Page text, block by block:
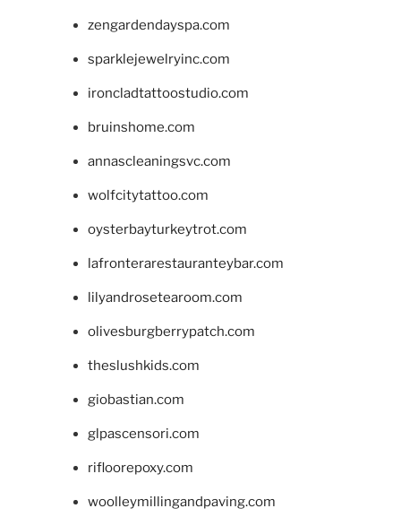
zengardendayspa.com
sparklejewelryinc.com
ironcladtattoostudio.com
bruinshome.com
annascleaningsvc.com
wolfcitytattoo.com
oysterbayturkeytrot.com
lafronterarestauranteybar.com
lilyandrosetearoom.com
olivesburgberrypatch.com
theslushkids.com
giobastian.com
glpascensori.com
rifloorepoxy.com
woolleymillingandpaving.com